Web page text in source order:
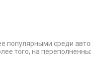
популярными среди
того, на